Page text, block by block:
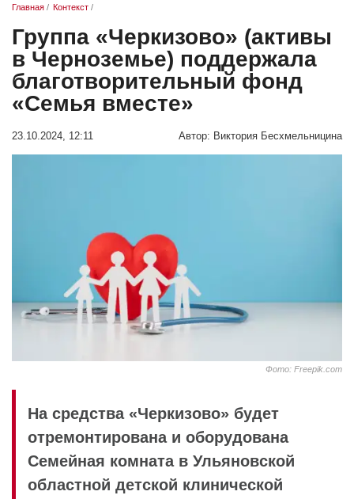
Главная / Контекст /
Группа «Черкизово» (активы
в Черноземье) поддержала
благотворительный фонд
«Семья вместе»
23.10.2024, 12:11 Автор: Виктория Бесхмельницина
Фото: Freepik.com
На средства «Черкизово» будет
отремонтирована и оборудована
Семейная комната в Ульяновской
областной детской клинической